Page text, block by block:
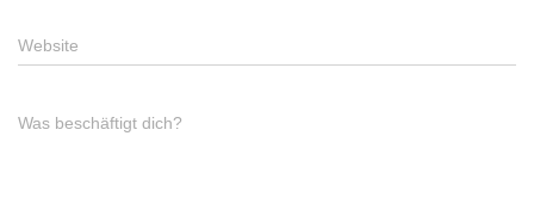
Website
Was beschäftigt dich?